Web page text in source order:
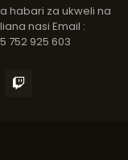
habari za ukweli na
nasi Email :
752 925 603